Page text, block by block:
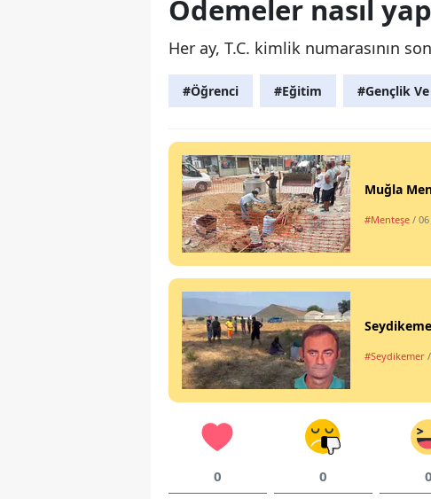
Ödemeler nasıl
Her ay, T.C. kimlik numarasının
#Öğrenci #Eğitim #Gençlik Ve
Muğla
#Menteşe /
#Seydikemer
0 0 0